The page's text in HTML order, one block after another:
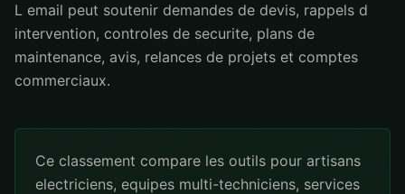
L email peut soutenir demandes de devis, rappels d
intervention, controles de securite, plans de
maintenance, avis, relances de projets et comptes
commerciaux.
Ce classement compare les outils pour artisans
electriciens, equipes multi-techniciens, services